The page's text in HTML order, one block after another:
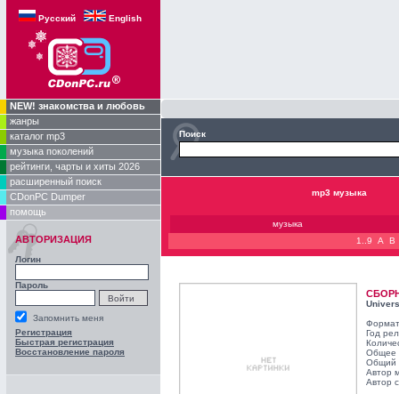
Русский English
NEW! знакомства и любовь
жанры
каталог mp3
музыка поколений
рейтинги, чарты и хиты 2026
расширенный поиск
CDonPC Dumper
помощь
АВТОРИЗАЦИЯ
Логин
Пароль
Запомнить меня
Регистрация
Быстрая регистрация
Восстановление пароля
Поиск
mp3 музыка
музыка
1..9
A B
Год
Общее
Общий
Автор
Автор